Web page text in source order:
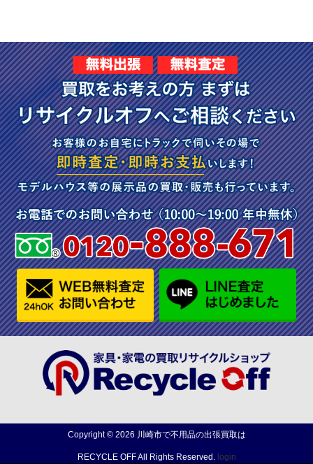
Copyright © 2026 川崎市で不用品の出張買取は
RECYCLE OFFAll Rights Reserved. login